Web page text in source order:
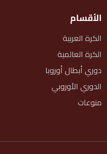
الأقسام
الكرة العربية
الكرة العالمية
دوري أبطال أوروبا
الدوري الأوروبي
منوعات